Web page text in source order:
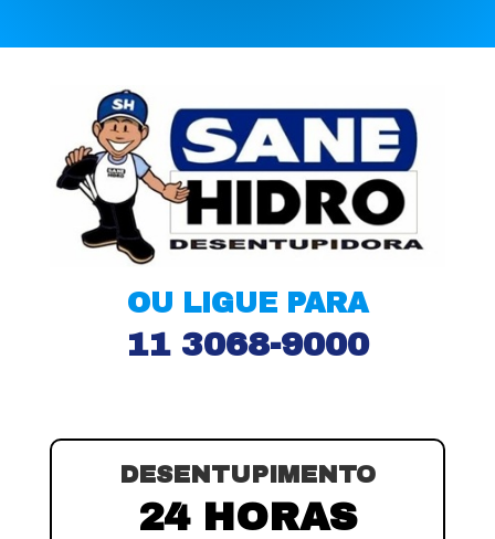
OU LIGUE PARA
11 3068-9000
DESENTUPIMENTO
24 HORAS